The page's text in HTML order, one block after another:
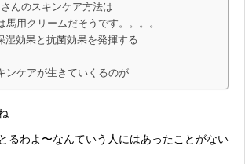
んのスキンケア方法は
馬用クリームだそうです。。。。
湿効果と抗菌効果を発揮する
ンケアが生きていくるのが
るわよ〜なんていう人にはあったことがない